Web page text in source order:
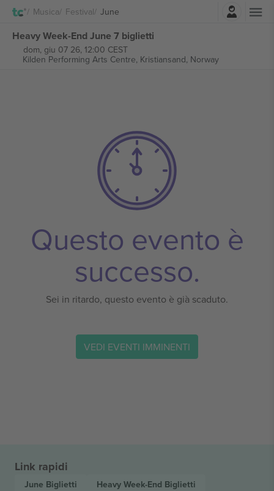
Musica Festival June
Heavy Week-End June 7 biglietti
dom, giu 07 26, 12:00 CEST
Kilden Performing Arts Centre, Kristiansand, Norway
Questo evento è
successo.
Sei in ritardo, questo evento è già scaduto.
VEDI EVENTI IMMINENTI
Link rapidi
June Biglietti Heavy Week-End Biglietti